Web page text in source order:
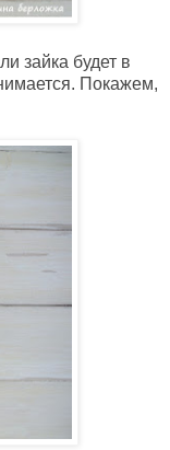
зайка будет в
Покажем,